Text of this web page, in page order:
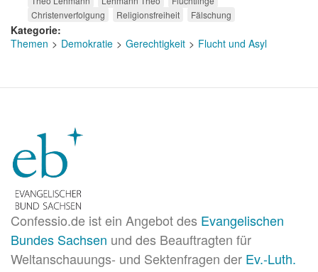
Christenverfolgung
Religionsfreiheit Fälschung
Kategorie
Themen
Demokratie Gerechtigkeit Flucht und Asyl
Confessio.de ist ein Angebot des Evangelischen
Bundes Sachsen und des Beauftragten für
Weltanschauungs- und Sektenfragen der Ev.-Luth.